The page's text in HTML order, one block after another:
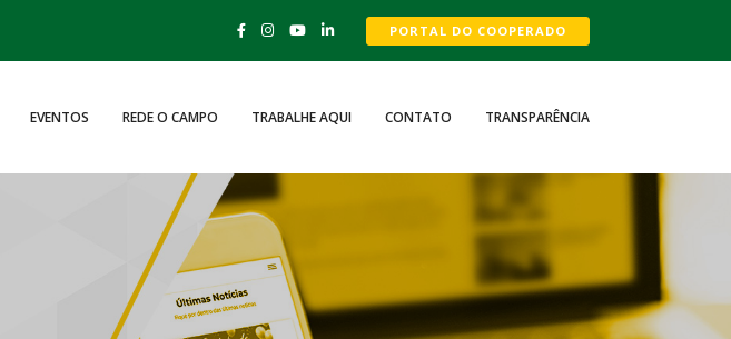
PORTAL DO COOPERADO
EVENTOS REDE O CAMPO TRABALHE AQUI CONTATO TRANSPARÊNCIA